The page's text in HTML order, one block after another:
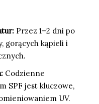
Przez 1–2 dni po
gorących kąpieli i
Codzienne
SPF jest kluczowe,
UV.